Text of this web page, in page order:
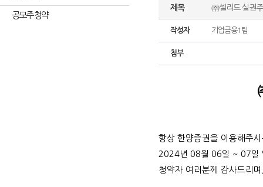
공모주 청약
제목 ㈜셀리드 실권
작성자 기업금융1팀
첨부
항상 한양증권을 이용해주
2024년 08월 06일 ~ 07일
청약자 여러분께 감사드리